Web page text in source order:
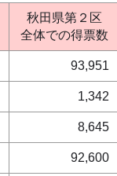
秋田県第２区
全体での得票数
93,951
1,342
8,645
92,600